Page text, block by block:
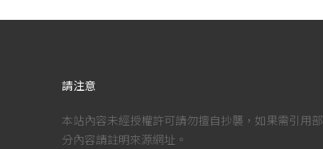
請注意
本站內容未經授權許可請勿擅自抄襲，如果需引用部
分內容請註明來源網址。